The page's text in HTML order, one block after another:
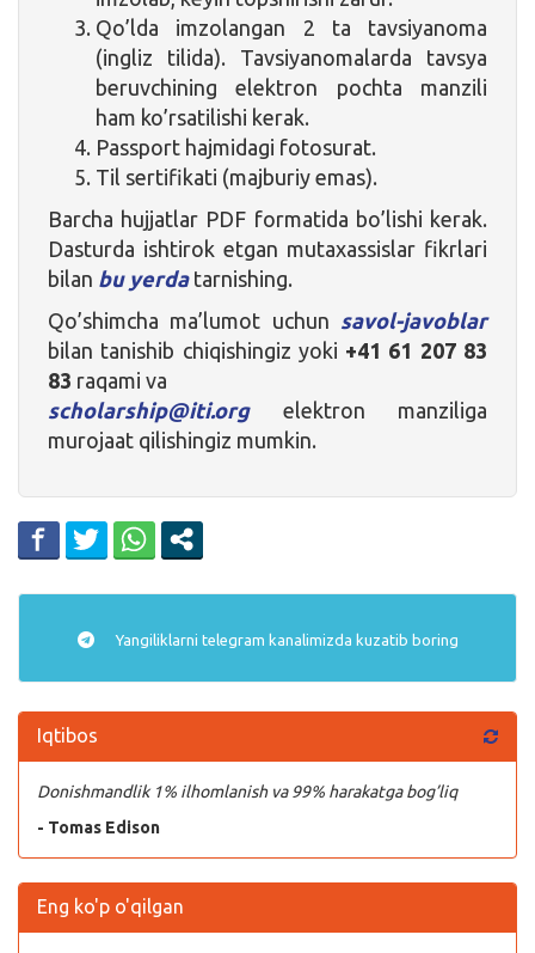
Qo’lda imzolangan 2 ta tavsiyanoma
(ingliz tilida). Tavsiyanomalarda tavsya
beruvchining elektron pochta manzili
ham ko’rsatilishi kerak.
Passport hajmidagi fotosurat.
Til sertifikati (majburiy emas).
Barcha hujjatlar PDF formatida bo’lishi kerak.
Dasturda ishtirok etgan mutaxassislar fikrlari
bilan bu yerdatarnishing.
Qo’shimcha ma’lumot uchun savol-javoblar
bilan tanishib chiqishingiz yoki +41 61 207 83
83 raqami va
scholarship@iti.orgelektron manziliga
murojaat qilishingiz mumkin.
Yangiliklarni telegram kanalimizda kuzatib boring
Iqtibos
Donishmandlik 1% ilhomlanish va 99% harakatga bog’liq
- Tomas Edison
Eng ko'p o'qilgan